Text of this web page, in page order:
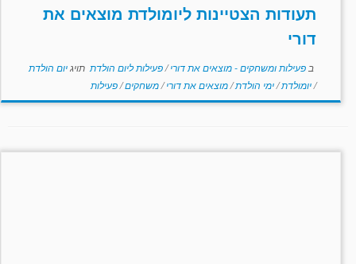
תעודות הצטיינות ליומולדת מוצאים את
דורי
ב פעילות ומשחקים - מוצאים את דורי/פעילות ליום הולדת תויגיום הולדת
/יומולדת/ימי הולדת/מוצאים את דורי/משחקים/פעילות